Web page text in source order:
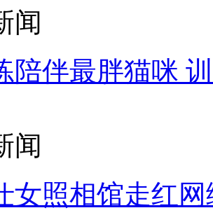
闻
陪伴最胖猫咪
闻
女照相馆走红网